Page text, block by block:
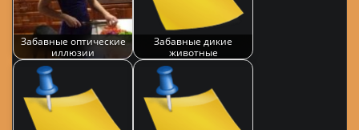
Забавные оптические
иллюзии
Забавные дикие
животные